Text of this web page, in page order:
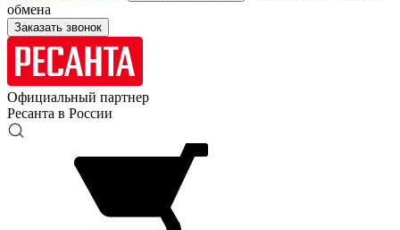
обмена
Заказать звонок
Официальный партнер
Ресанта в России